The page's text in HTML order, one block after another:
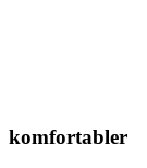
komfortabler